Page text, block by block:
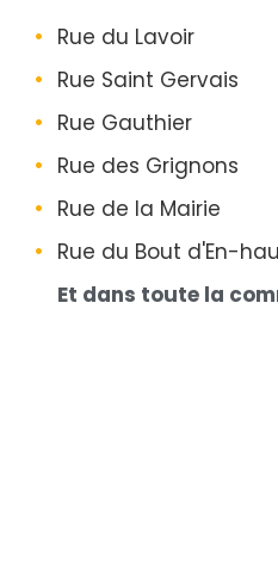
Rue du Lavoir
Rue Saint Gervais
Rue Gauthier
Rue des Grignons
Rue de la Mairie
Rue du Bout d'En-
Et dans toute la